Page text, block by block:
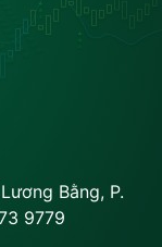
Bằng, P.
9779